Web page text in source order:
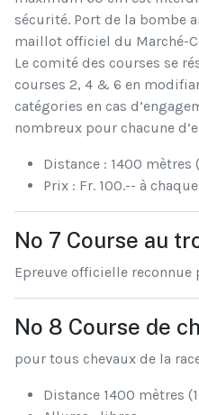
sécurité. Port de la bombe
maillot officiel du Marché-
Le comité des courses se
courses 2, 4 & 6 en
catégories en cas
nombreux pour chacune
Distance : 1400 mètres
Prix : Fr. 100.-- à
No 7 Course au
Epreuve officielle reconnue
No 8 Course de
pour tous chevaux de la
Distance 1400 mètres